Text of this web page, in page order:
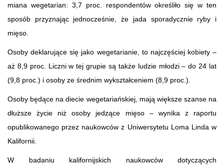
miana wegetarian: 3,7 proc. respondentów określiło się w ten
sposób przyznając jednocześnie, że jada sporadycznie ryby i
mięso.
Osoby deklarujące się jako wegetarianie, to najczęściej kobiety –
aż 8,9 proc. Liczni w tej grupie są także ludzie młodzi – do 24 lat
(9,8 proc.) i osoby ze średnim wykształceniem (8,9 proc.).
Osoby będące na diecie wegetariańskiej, mają większe szanse na
dłuższe życie niż osoby jedzące mięso – wynika z raportu
opublikowanego przez naukowców z Uniwersytetu Loma Linda w
Kalifornii.
W badaniu kalifornijskich naukowców dotyczących